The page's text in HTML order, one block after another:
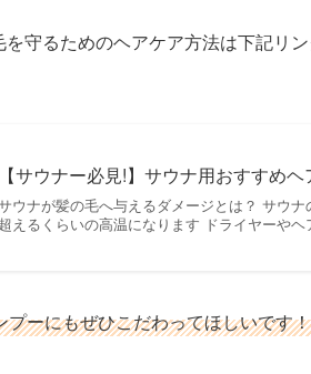
守るためのヘアケア方法は下記リ
【サウナー必見!】サウナ用おすすめ
ウナが髪の毛へ与えるダメージとは？ サウ
超えるくらいの高温になります ドライヤーや
ーにもぜひこだわってほしいです！